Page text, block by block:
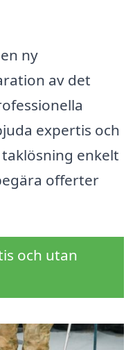
ny
av det
expertis och
enkelt
offerter
och utan